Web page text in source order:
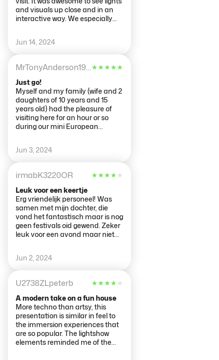
to everyone involved for
providing an incredible space to
explore and participate in!
and visuals up close and in an
interactive way. We especially
gave me a newfound
appreciation for the work that
goes into production at festivals
and events. I highly recommend
this experience, the staff were
super cool too. From the moment
you walk in you are drawn into
the world of AMAZE 😎 thank you
to everyone involved for
providing an incredible space to
explore and participate in!
Jun 14, 2024
MrTonyAnderson1976★★★★★
Just go!
Myself and my family (wife and 2
daughters of 10 years and 15
years old) had the pleasure of
visiting here for an hour or so
during our mini European
break. It's such a cool and
unique place, unlike anything
we've seen before. I don't want to
give too much away because the
surprise of discovering each
room is part of the fun. Just go
and enjoy the experience!
Jun 3, 2024
irmabK3220OR ★★★★ ★
Leuk voor een keertje
Erg vriendelijk personeel! Was
samen met mijn dochter, die
vond het fantastisch maar is nog
geen festivals oid gewend. Zeker
leuk voor een avond maar niet
verwacht. Zaterdagavond is leuk
maar vol met stelletjes die het
erg gezellig hebben. Voor m’n
dochter was dat nog wel het
‘grappigste’…… ; ) Maar ik raad het
zeker aan maar had zelf iets
meer verwacht.
Jun 2, 2024
U2738ZLpeterb ★★★★ ★
A modern take on a fun house
More techno than artsy, this
presentation is similar in feel to
the immersion experiences that
are so popular. The lightshow
elements reminded me of the